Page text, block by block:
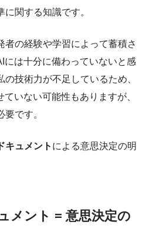
関する知識です。
者の経験や学習によって蓄積さ
には十分に備わっていないと感
技術力が不足しているため、
いない可能性もありますが、
です。
キュメント による意思決定の明
メント = 意思決定の